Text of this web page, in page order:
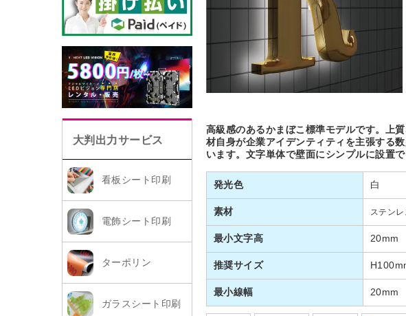
大判出力サービス
看板シート印刷
電飾シート印刷
ターポリン
ガラスシート印刷
高級感のあるかまぼこ標準モデルです。上
材自身が企業アイデンティティを主張する
います。文字単体で壁面にシンプルに設置
発光色 白
素材 ステン
最小文字高 20mm
推奨サイズ
最小線幅 20mm